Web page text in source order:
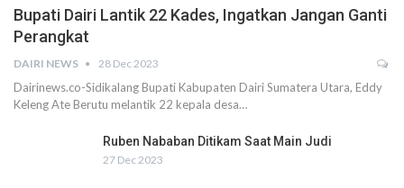
Bupati Dairi Lantik 22 Kades, Ingatkan Jangan Ganti
Perangkat
DAIRI NEWS 28 Dec 2023
Dairinews.co-Sidikalang Bupati Kabupaten Dairi Sumatera Utara, Eddy
Keleng Ate Berutu melantik 22 kepala desa…
Ruben Nababan Ditikam Saat Main Judi
27 Dec 2023